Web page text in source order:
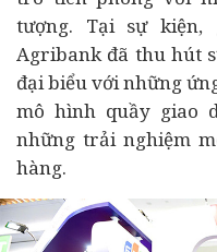
tượng. Tại sự kiện,
Agribank đã thu hút
đại biểu với những
mô hình quầy giao
những trải nghiệm
hàng.